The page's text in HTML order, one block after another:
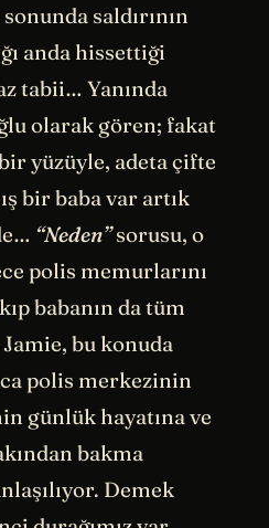
saldırının
anda hissettiği
tabii… Yanında
olarak gören; fakat
yüzüyle, adeta çifte
bir baba var artık
“Neden”sorusu, o
polis memurlarını
babanın da tüm
bu konuda
polis merkezinin
günlük hayatına ve
bakma
Demek